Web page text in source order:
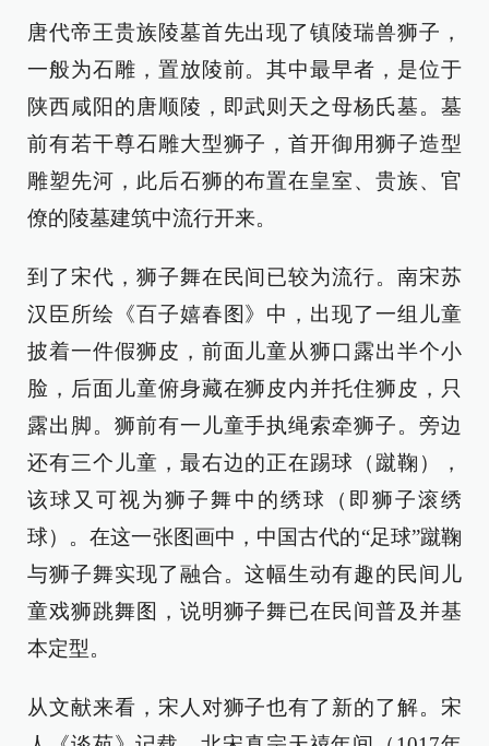
唐代帝王贵族陵墓首先出现了镇陵瑞兽狮子，
一般为石雕，置放陵前。其中最早者，是位于
陕西咸阳的唐顺陵，即武则天之母杨氏墓。墓
前有若干尊石雕大型狮子，首开御用狮子造型
雕塑先河，此后石狮的布置在皇室、贵族、官
僚的陵墓建筑中流行开来。
到了宋代，狮子舞在民间已较为流行。南宋苏
汉臣所绘《百子嬉春图》中，出现了一组儿童
披着一件假狮皮，前面儿童从狮口露出半个小
脸，后面儿童俯身藏在狮皮内并托住狮皮，只
露出脚。狮前有一儿童手执绳索牵狮子。旁边
还有三个儿童，最右边的正在踢球（蹴鞠），
该球又可视为狮子舞中的绣球（即狮子滚绣
球）。在这一张图画中，中国古代的“足球”蹴鞠
与狮子舞实现了融合。这幅生动有趣的民间儿
童戏狮跳舞图，说明狮子舞已在民间普及并基
本定型。
从文献来看，宋人对狮子也有了新的了解。宋